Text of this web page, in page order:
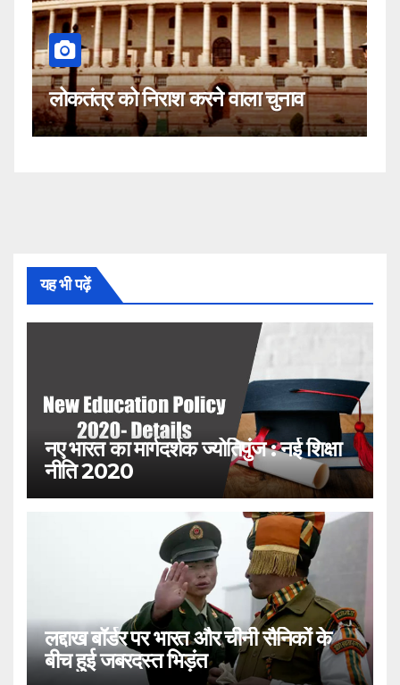
चुनाव
कहीं यह सीजेआई के खिलाफ साजिश
नहीं!
यह भी पढ़ें
नए भारत का मार्गदर्शक ज्योतिपुंज : नई शिक्षा
नीति 2020
लद्दाख बॉर्डर पर भारत और चीनी सैनिकों के
बीच हुई जबरदस्त भिड़ंत